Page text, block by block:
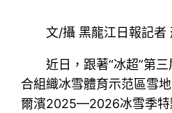
文/攝 黑龍江日報記者
近日，跟著“冰超”第
合組織冰雪體育示范區雪
爾濱2025—2026冰雪季特